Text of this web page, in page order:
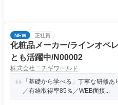
NEW 正社員
化粧品メーカー/ラインオペ
とも活躍中/N00002
株式会社ニチギワールド
「基礎から学べる」丁寧な研修
／有給取得率85％／WEB面接...